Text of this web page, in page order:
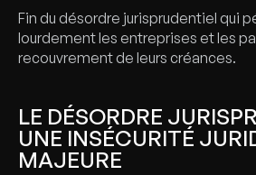
Fin du désordre jurisprudentiel qui
lourdement les entreprises et les
recouvrement de leurs créances.
LE DÉSORDRE
UNE INSÉCURITÉ
MAJEURE